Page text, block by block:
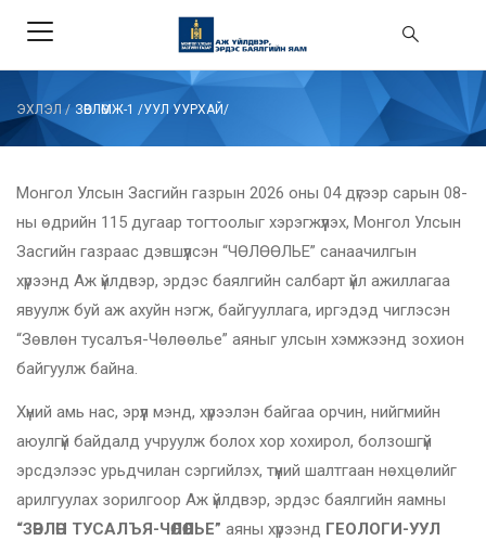
ЭХЛЭЛ / ЗӨВЛӨМЖ-1 /УУЛ УУРХАЙ/
Монгол Улсын Засгийн газрын 2026 оны 04 дүгээр сарын 08-
ны өдрийн 115 дугаар тогтоолыг хэрэгжүүлэх, Монгол Улсын
Засгийн газраас дэвшүүлсэн “ЧӨЛӨӨЛЬЕ” санаачилгын
хүрээнд Аж үйлдвэр, эрдэс баялгийн салбарт үйл ажиллагаа
явуулж буй аж ахуйн нэгж, байгууллага, иргэдэд чиглэсэн
“Зөвлөн тусалъя-Чөлөөлье” аяныг улсын хэмжээнд зохион
байгуулж байна.
Хүний амь нас, эрүүл мэнд, хүрээлэн байгаа орчин, нийгмийн
аюулгүй байдалд учруулж болох хор хохирол, болзошгүй
эрсдэлээс урьдчилан сэргийлэх, түүний шалтгаан нөхцөлийг
арилгуулах зорилгоор Аж үйлдвэр, эрдэс баялгийн яамны
“ЗӨВЛӨН ТУСАЛЪЯ-ЧӨЛӨӨЛЬЕ” аяны хүрээнд ГЕОЛОГИ-УУЛ